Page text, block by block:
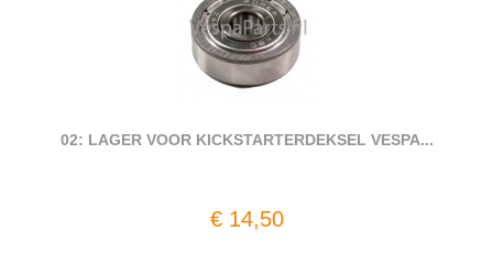
02: LAGER VOOR KICKSTARTERDEKSEL VESPA...
€ 14,50